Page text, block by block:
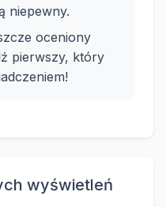
niepewny.
oceniony
pierwszy, który
wyświetleń